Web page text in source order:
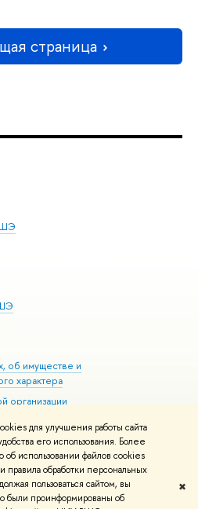
для улучшения работы сайта
его использования. Более
использовании файлов cookies
правила обработки персональных
пользоваться сайтом, вы
были проинформированы об
✖
страница
об имуществе и
характера
организации
здоровья